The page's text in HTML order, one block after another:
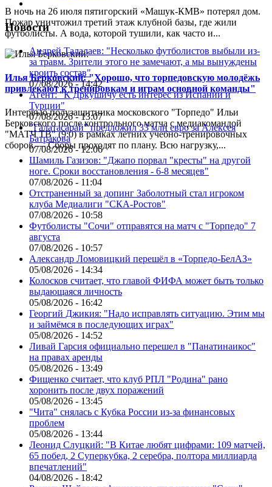
В ночь на 26 июля пятигорский «Машук-КМВ» потерял дом.
Пожар уничтожил третий этаж клубной базы, где жили
футболисты. А вода, которой тушили, как часто и...
Илья Берковский: "Хорошо, что торпедовскую молодёжь
привлекают к тренировкам и играм основной команды"
Интервью полузащитника московского "Торпедо" Ильи
Берковского после контрольного матча с медиакомандой
"МАТЧ ТВ" (9:0) в рамках летних учебно-тренировочных
сборов.— Сборы проходят по плану. Всю нагрузку,...
Новости
Андрей Талалаев: "Несколько футболистов выбыли из-
за травм. Зрители этого не замечают, а мы вынуждены
кроить состав"
07/08/2026 - 14:42
Агент: "К Дркушичу есть интерес из Испании и
Турции"
07/08/2026 - 13:07
"Галатасарай" предложил 33 млн евро за Алексея
Батракова
07/08/2026 - 12:06
Шамиль Газизов: "Джапо порвал "кресты" на другой
ноге. Сроки восстановления - 6-8 месяцев"
07/08/2026 - 11:04
Отстраненный за допинг Заболотный стал игроком
клуба Медиалиги "СКА-Ростов"
07/08/2026 - 10:58
Футболисты "Сочи" отправятся на матч с "Торпедо" 7
августа
07/08/2026 - 10:57
Александр Ломовицкий перешёл в «Торпедо-БелАЗ»
05/08/2026 - 14:34
Колосков считает, что главой ФИФА может быть только
выдающаяся личность
05/08/2026 - 16:42
Георгий Джикия: "Надо исправлять ситуацию. Этим мы
и займёмся в последующих играх"
05/08/2026 - 14:52
Ливай Гарсия официально перешел в "Панатинаикос"
на правах аренды
05/08/2026 - 13:49
Фищенко считает, что клуб РПЛ "Родина" рано
хоронить после двух поражений
05/08/2026 - 13:45
"Чита" снялась с Кубка России из-за финансовых
проблем
05/08/2026 - 13:44
Леонид Слуцкий: "В Китае любят цифрами: 109 матчей,
65 побед, 2 Суперкубка, 2 серебра, полтора миллиарда
впечатлений"
04/08/2026 - 18:42